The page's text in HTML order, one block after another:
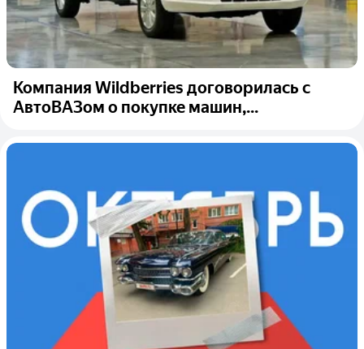
Компания Wildberries договорилась с
АвтоВАЗом о покупке машин,...